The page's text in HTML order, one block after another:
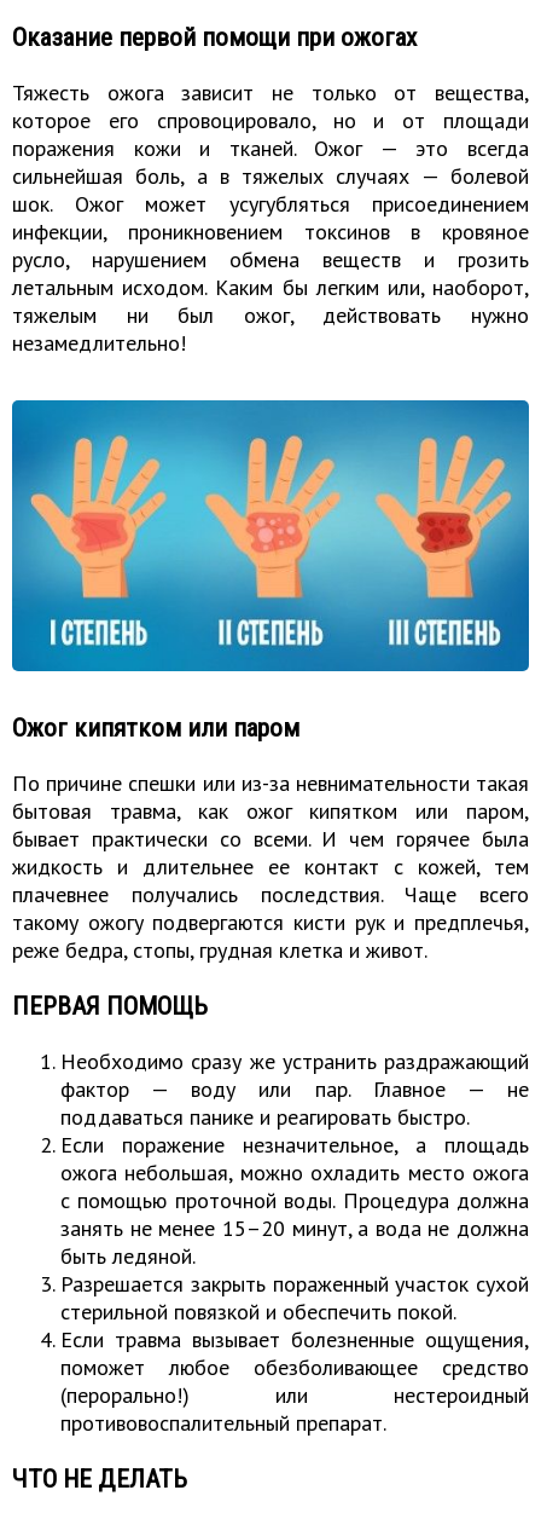
Оказание первой помощи при ожогах
Тяжесть ожога зависит не только от вещества,
которое его спровоцировало, но и от площади
поражения кожи и тканей. Ожог — это всегда
сильнейшая боль, а в тяжелых случаях — болевой
шок. Ожог может усугубляться присоединением
инфекции, проникновением токсинов в кровяное
русло, нарушением обмена веществ и грозить
летальным исходом. Каким бы легким или, наоборот,
тяжелым ни был ожог, действовать нужно
незамедлительно!
Ожог кипятком или паром
По причине спешки или из-за невнимательности такая
бытовая травма, как ожог кипятком или паром,
бывает практически со всеми. И чем горячее была
жидкость и длительнее ее контакт с кожей, тем
плачевнее получались последствия. Чаще всего
такому ожогу подвергаются кисти рук и предплечья,
реже бедра, стопы, грудная клетка и живот.
ПЕРВАЯ ПОМОЩЬ
Необходимо сразу же устранить раздражающий
фактор — воду или пар. Главное — не
поддаваться панике и реагировать быстро.
Если поражение незначительное, а площадь
ожога небольшая, можно охладить место ожога
с помощью проточной воды. Процедура должна
занять не менее 15–20 минут, а вода не должна
быть ледяной.
Разрешается закрыть пораженный участок сухой
стерильной повязкой и обеспечить покой.
Если травма вызывает болезненные ощущения,
поможет любое обезболивающее средство
(перорально!) или нестероидный
противовоспалительный препарат.
ЧТО НЕ ДЕЛАТЬ